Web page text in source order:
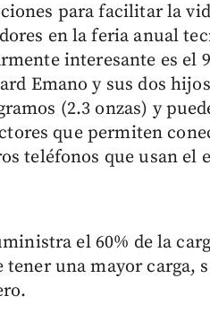
para facilitar la
en la feria anual
interesante es el
Emano y sus dos
(2.3 onzas) y
que permiten
teléfonos que usan el
el 60% de la
una mayor carga,